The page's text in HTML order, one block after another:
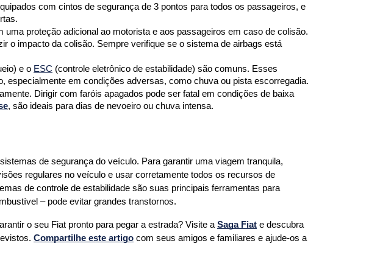
com cintos de segurança de 3 pontos para todos os passageiros, e
uma proteção adicional ao motorista e aos passageiros em caso de colisão.
o impacto da colisão. Sempre verifique se o sistema de airbags está
e o ESC (controle eletrônico de estabilidade) são comuns. Esses
em condições adversas, como chuva ou pista escorregadia.
Dirigir com faróis apagados pode ser fatal em condições de baixa
, são ideais para dias de nevoeiro ou chuva intensa.
de segurança do veículo. Para garantir uma viagem tranquila,
regulares no veículo e usar corretamente todos os recursos de
de controle de estabilidade são suas principais ferramentas para
– pode evitar grandes transtornos.
o seu Fiat pronto para pegar a estrada? Visite a Saga Fiat e descubra
Compartilhe este artigo com seus amigos e familiares e ajude-os a